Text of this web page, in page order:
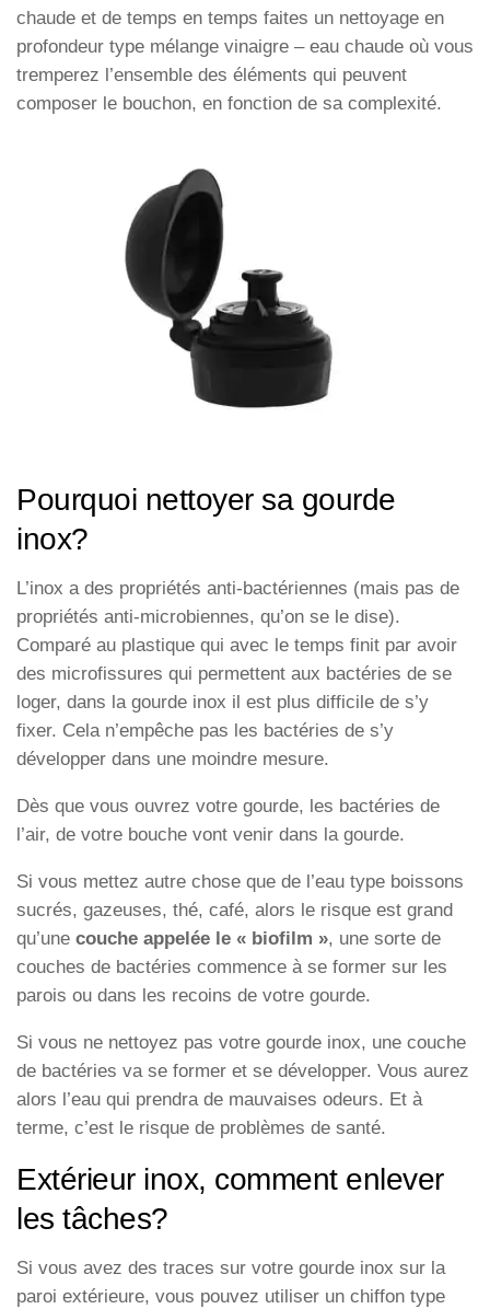
chaude et de temps en temps faites un nettoyage en
profondeur type mélange vinaigre – eau chaude où vous
tremperez l’ensemble des éléments qui peuvent
composer le bouchon, en fonction de sa complexité.
Pourquoi nettoyer sa gourde
inox?
L’inox a des propriétés anti-bactériennes (mais pas de
propriétés anti-microbiennes, qu’on se le dise).
Comparé au plastique qui avec le temps finit par avoir
des microfissures qui permettent aux bactéries de se
loger, dans la gourde inox il est plus difficile de s’y
fixer. Cela n’empêche pas les bactéries de s’y
développer dans une moindre mesure.
Dès que vous ouvrez votre gourde, les bactéries de
l’air, de votre bouche vont venir dans la gourde.
Si vous mettez autre chose que de l’eau type boissons
sucrés, gazeuses, thé, café, alors le risque est grand
qu’une couche appelée le « biofilm », une sorte de
couches de bactéries commence à se former sur les
parois ou dans les recoins de votre gourde.
Si vous ne nettoyez pas votre gourde inox, une couche
de bactéries va se former et se développer. Vous aurez
alors l’eau qui prendra de mauvaises odeurs. Et à
terme, c’est le risque de problèmes de santé.
Extérieur inox, comment enlever
les tâches?
Si vous avez des traces sur votre gourde inox sur la
paroi extérieure, vous pouvez utiliser un chiffon type